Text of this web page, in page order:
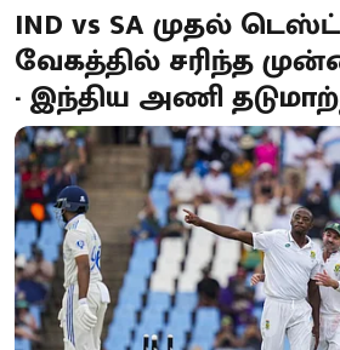
IND vs SA முதல்
வேகத்தில் சரிந்த
- இந்திய அணி